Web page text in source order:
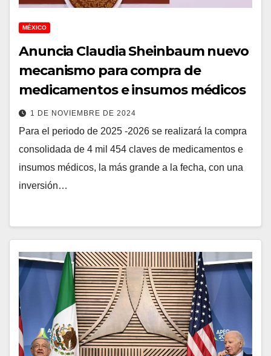
MÉXICO
Anuncia Claudia Sheinbaum nuevo
mecanismo para compra de
medicamentos e insumos médicos
1 DE NOVIEMBRE DE 2024
Para el periodo de 2025 -2026 se realizará la compra
consolidada de 4 mil 454 claves de medicamentos e
insumos médicos, la más grande a la fecha, con una
inversión…